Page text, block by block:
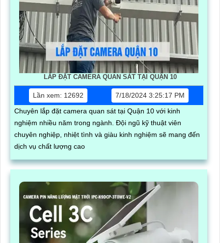
LẮP ĐẶT CAMERA QUAN SÁT TẠI QUẬN 10
Lần xem: 12692
7/18/2024 3:25:17 PM
Chuyên lắp đặt camera quan sát tại Quận 10 với kinh
nghiệm nhiều năm trong ngành. Đội ngũ kỹ thuật viên
chuyên nghiệp, nhiệt tình và giàu kinh nghiệm sẽ mang đến
dịch vụ chất lượng cao